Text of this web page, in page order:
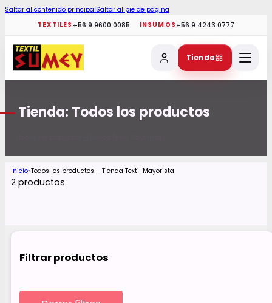
Saltar al contenido principalSaltar al pie de página
TEXTILES +56 9 9600 0085 INSUMOS +56 9 4243 0777
Tienda
Tienda: Todos los productos
Inicio Todos los productos – Tienda Textil Mayorista
2 productos
Filtrar productos